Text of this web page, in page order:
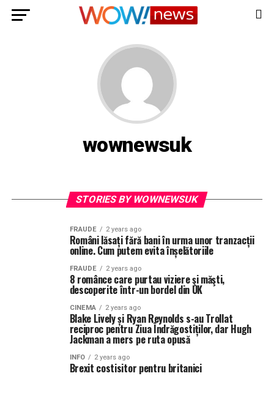
wownewsuk
STORIES BY WOWNEWSUK
FRAUDE 2 years ago
Români lăsați fără bani în urma unor tranzacții
online. Cum putem evita înșelătoriile
FRAUDE 2 years ago
8 românce care purtau viziere şi măşti,
descoperite într-un bordel din UK
CINEMA 2 years ago
Blake Lively și Ryan Reynolds s-au Trollat
reciproc pentru Ziua Îndrăgostiților, dar Hugh
Jackman a mers pe ruta opusă
INFO 2 years ago
Brexit costisitor pentru britanici